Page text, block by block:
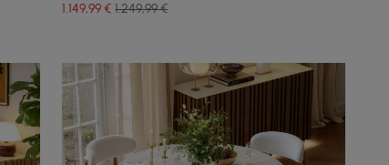
1.149,99€ 1.249,99 €